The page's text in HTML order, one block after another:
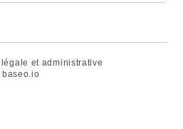
et administrative
baseo.io